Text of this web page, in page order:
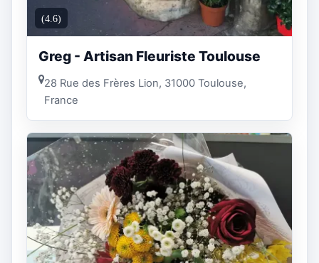
(4.6)
Greg - Artisan Fleuriste Toulouse
28 Rue des Frères Lion, 31000 Toulouse,
France